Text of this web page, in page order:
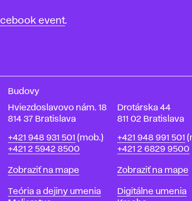
event.
Budovy
Hviezdoslavovo nám. 18
814 37 Bratislava
Telefón
+421 948 931 501 (mob.)
+421 2 5942 8500
Mapa
Zobraziť na mape
Katedry
Teória a dejiny umenia
Drotárska 44
811 02 Bratislava
Telefón
+421 948 991 501
+421 2 6829 9500
Mapa
Zobraziť na mape
Katedry
Digitálne umenia